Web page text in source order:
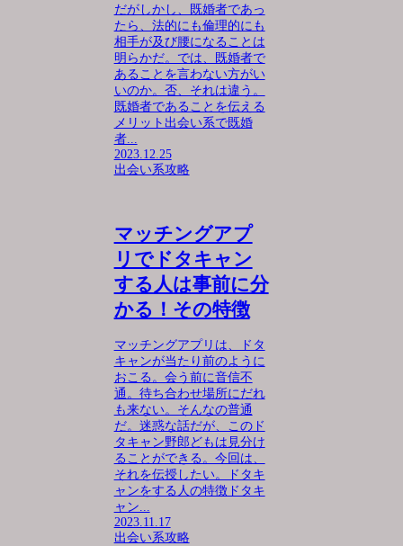
だがしかし、既婚者であっ
たら、法的にも倫理的にも
相手が及び腰になることは
明らかだ。では、既婚者で
あることを言わない方がい
いのか。否、それは違う。
既婚者であることを伝える
メリット出会い系で既婚
者...
2023.12.25
出会い系攻略
マッチングアプ
リでドタキャン
する人は事前に分
かる！その特徴
マッチングアプリは、ドタ
キャンが当たり前のように
おこる。会う前に音信不
通。待ち合わせ場所にだれ
も来ない。そんなの普通
だ。迷惑な話だが、このド
タキャン野郎どもは見分け
ることができる。今回は、
それを伝授したい。ドタキ
ャンをする人の特徴ドタキ
ャン...
2023.11.17
出会い系攻略